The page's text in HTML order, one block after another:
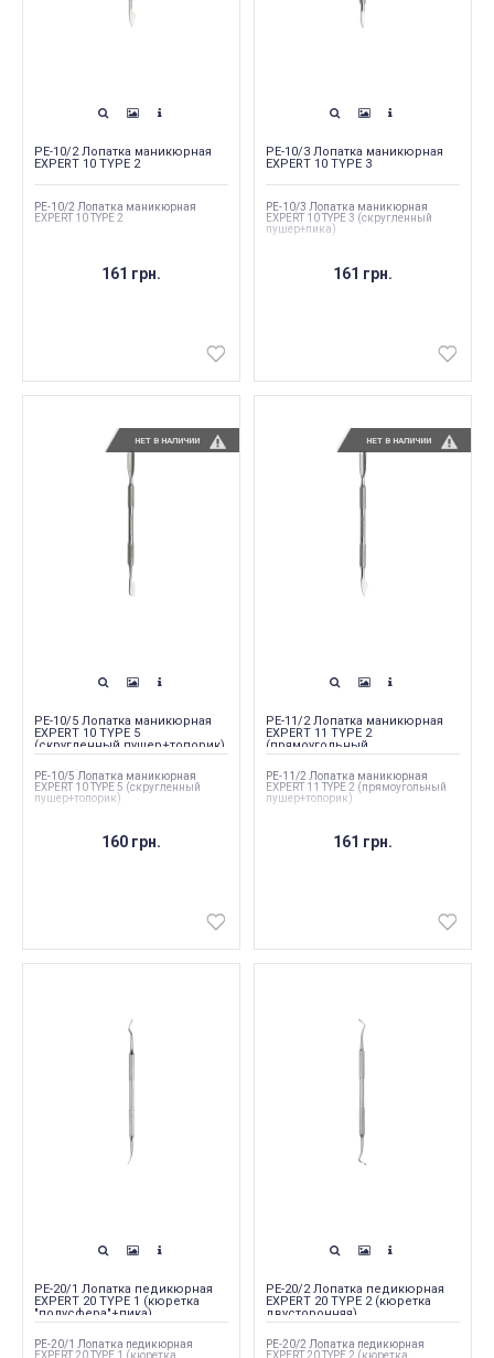
PE-10/2 Лопатка маникюрная
EXPERT 10 TYPE 2
PE-10/2 Лопатка маникюрная
EXPERT 10 TYPE 2
161 грн.
PE-10/3 Лопатка маникюрная
EXPERT 10 TYPE 3
PE-10/3 Лопатка маникюрная
EXPERT 10 TYPE 3 (скругленный
пушер+пика)
161 грн.
НЕТ В НАЛИЧИИ
PE-10/5 Лопатка маникюрная
EXPERT 10 TYPE 5
(скругленный пушер+топорик)
PE-10/5 Лопатка маникюрная
EXPERT 10 TYPE 5 (скругленный
пушер+топорик)
160 грн.
НЕТ В НАЛИЧИИ
PE-11/2 Лопатка маникюрная
EXPERT 11 TYPE 2
(прямоугольный
пушер+топорик)
PE-11/2 Лопатка маникюрная
EXPERT 11 TYPE 2 (прямоугольный
пушер+топорик)
161 грн.
PE-20/1 Лопатка педикюрная
EXPERT 20 TYPE 1 (кюретка
"полусфера"+пика)
PE-20/1 Лопатка педикюрная
EXPERT 20 TYPE 1 (кюретка
PE-20/2 Лопатка педикюрная
EXPERT 20 TYPE 2 (кюретка
двусторонняя)
PE-20/2 Лопатка педикюрная
EXPERT 20 TYPE 2 (кюретка